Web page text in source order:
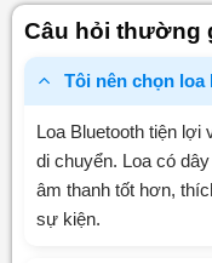
0
sao
Câu hỏi thường
Tôi nên chọn loa
Loa Bluetooth tiện lợi
di chuyển. Loa có
âm thanh tốt hơn,
sự kiện.